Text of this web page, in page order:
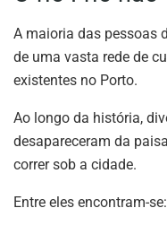
A maioria das pessoas
de uma vasta rede de
existentes no Porto.
Ao longo da história,
desapareceram da
correr sob a cidade.
Entre eles encontram-se: